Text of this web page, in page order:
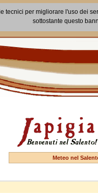
tecnici per migliorare l'uso dei
sottostante questo
Meteo nel